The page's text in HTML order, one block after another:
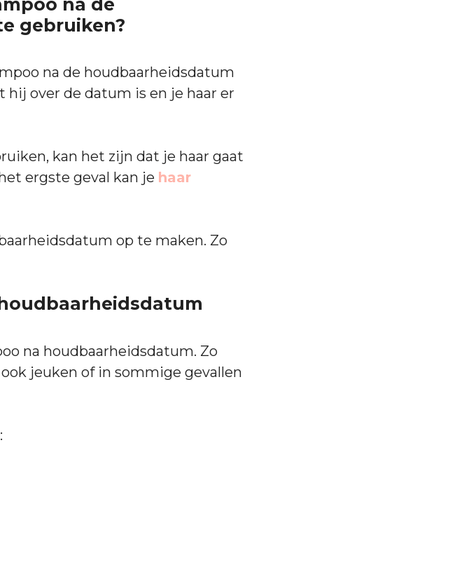
gebruiken?
na de houdbaarheidsdatum
over de datum is en je haar er
kan het zijn dat je haar gaat
ergste geval kan je haar
op te maken. Zo
na houdbaarheidsdatum. Zo
ook jeuken of in sommige gevallen